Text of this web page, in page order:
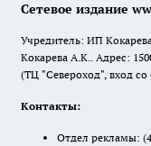
Сетевое издание
Учредитель: ИП
Кокарева А.К.. Адрес:
(ТЦ "Североход", вход
Контакты:
Отдел рекламы: